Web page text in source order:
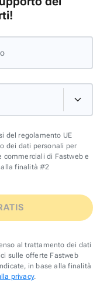
del regolamento UE
dei dati personali per
di Fastweb e
alla finalità #2
al trattamento dei dati
sulle offerte Fastweb
in base alla finalità
privacy.